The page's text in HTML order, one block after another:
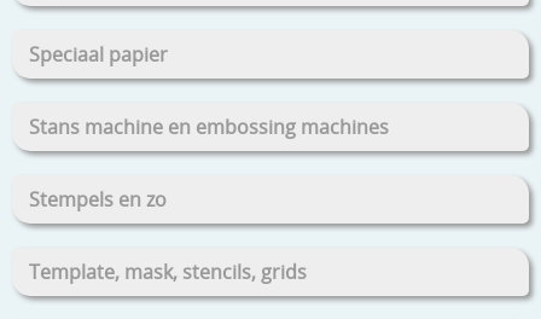
Speciaal papier
Stans machine en embossing machines
Stempels en zo
Template, mask, stencils, grids